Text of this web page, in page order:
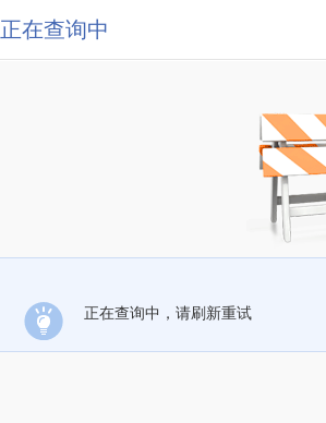
正在查询中
正在查询中，请刷新重试